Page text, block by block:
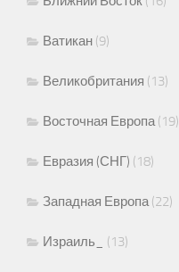
Ватикан (9)
Великобритания (13)
Восточная Европа(19)
Евразия (СНГ) (18)
Западная Европа(22)
Израиль_ (13)